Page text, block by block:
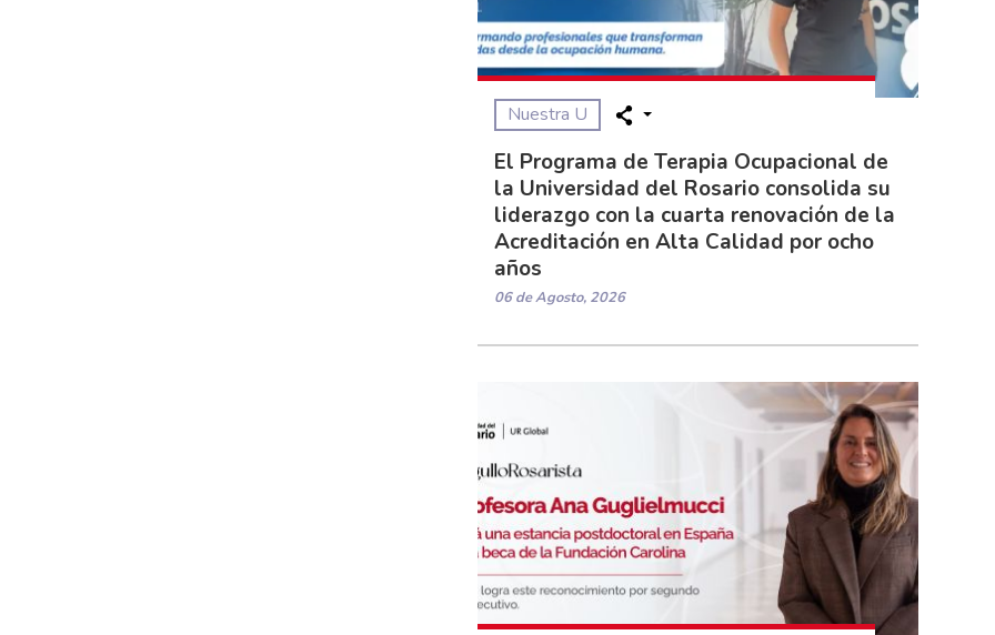
Nuestra U
El Programa de Terapia Ocupacional de
la Universidad del Rosario consolida su
liderazgo con la cuarta renovación de la
Acreditación en Alta Calidad por ocho
años
06 de Agosto, 2026